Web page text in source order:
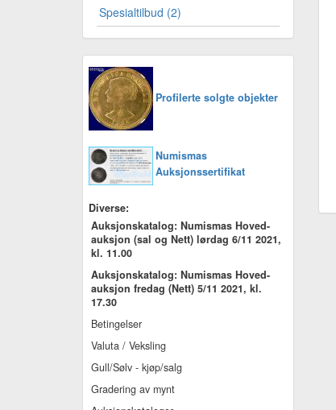
Spesialtilbud (2)
Profilerte solgte objekter
Numismas
Auksjonssertifikat
Diverse:
Auksjonskatalog: Numismas Hoved-
auksjon (sal og Nett) lørdag 6/11 2021,
kl. 11.00
Auksjonskatalog: Numismas Hoved-
auksjon fredag (Nett) 5/11 2021, kl.
17.30
Betingelser
Valuta / Veksling
Gull/Sølv - kjøp/salg
Gradering av mynt